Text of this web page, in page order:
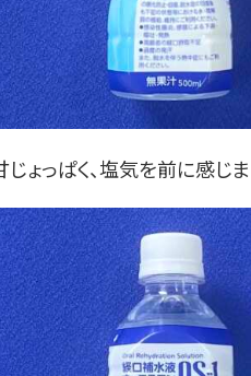
ょっぱく、塩気を前に感じ